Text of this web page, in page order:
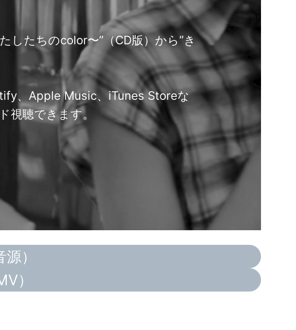
したちのcolor〜”（CD版）から”き
、Apple Music、iTunes Storeな
視聴できます。
）
）